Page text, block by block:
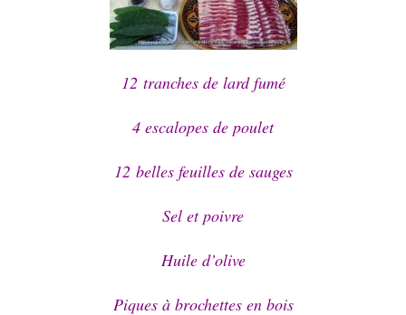
12 tranches de lard fumé
4 escalopes de poulet
12 belles feuilles de sauges
Sel et poivre
Huile d’olive
Piques à brochettes en bois